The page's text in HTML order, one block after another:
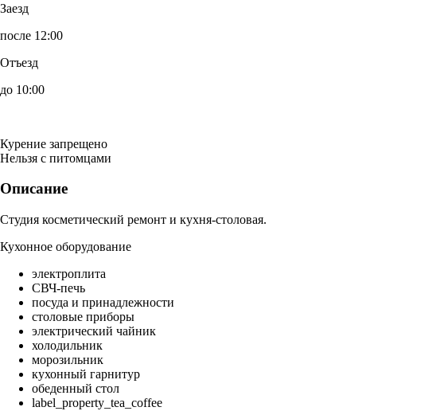
Заезд
после 12:00
Отъезд
до 10:00
Курение запрещено
Нельзя с питомцами
Описание
Студия косметический ремонт и кухня-столовая.
Кухонное оборудование
электроплита
СВЧ-печь
посуда и принадлежности
столовые приборы
электрический чайник
холодильник
морозильник
кухонный гарнитур
обеденный стол
label_property_tea_coffee